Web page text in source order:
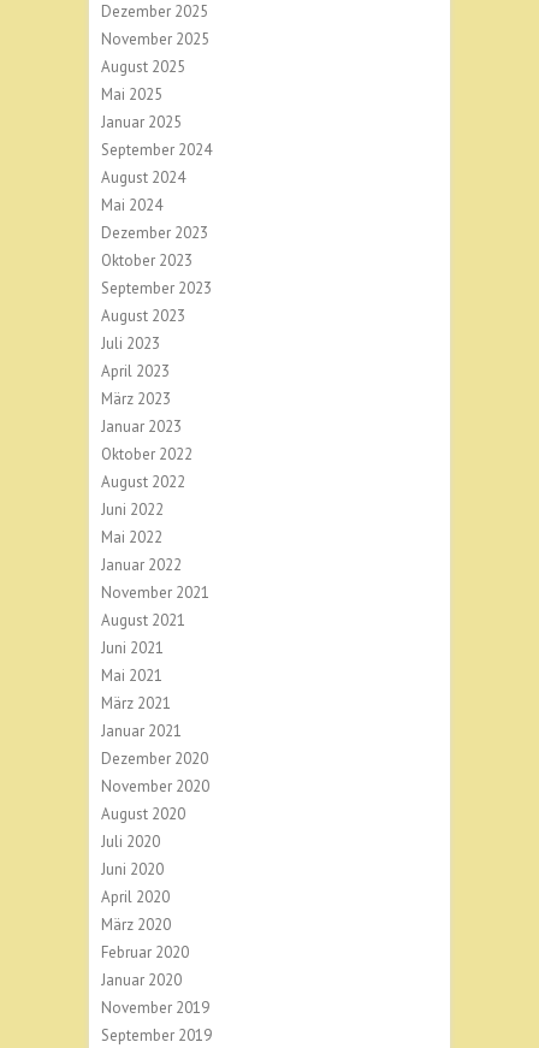
Dezember 2025
November 2025
August 2025
Mai 2025
Januar 2025
September 2024
August 2024
Mai 2024
Dezember 2023
Oktober 2023
September 2023
August 2023
Juli 2023
April 2023
März 2023
Januar 2023
Oktober 2022
August 2022
Juni 2022
Mai 2022
Januar 2022
November 2021
August 2021
Juni 2021
Mai 2021
März 2021
Januar 2021
Dezember 2020
November 2020
August 2020
Juli 2020
Juni 2020
April 2020
März 2020
Februar 2020
Januar 2020
November 2019
September 2019